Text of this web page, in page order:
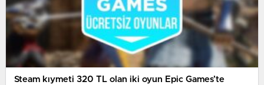
Steam kıymeti 320 TL olan iki oyun Epic Games’te